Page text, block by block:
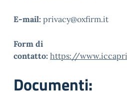
E-mail: privacy@oxfirm.it
Form di
contatto: https://
Documenti: